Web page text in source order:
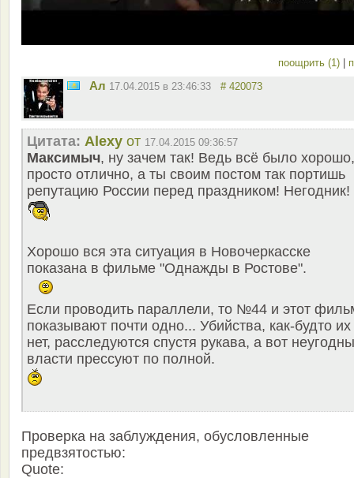
поощрить (1) |
Ал 17.04.2015 в 23:46:33 # 420073
Цитата: Alexy от 17.04.2015 09:36:57
Максимыч, ну зачем так! Ведь всё было хорошо,
просто отлично, а ты своим постом так портишь
репутацию России перед праздником! Негодник!
Хорошо вся эта ситуация в Новочеркасске
показана в фильме "Однажды в Ростове".
Если проводить параллели, то №44 и этот
показывают почти одно... Убийства, как-будто их
нет, расследуются спустя рукава, а вот
власти прессуют по полной.
Проверка на заблуждения, обусловленные
предвзятостью:
Quote: